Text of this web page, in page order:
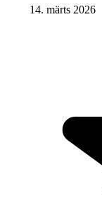
14. märts 2026